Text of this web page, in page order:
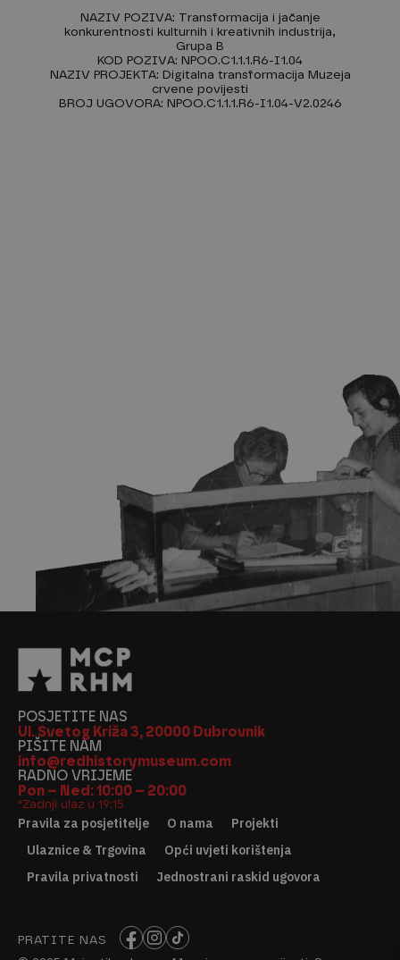
NAZIV POZIVA: Transformacija i jačanje
konkurentnosti kulturnih i kreativnih industrija,
Grupa B
KOD POZIVA: NPOO.C1.1.1.R6-I1.04
NAZIV PROJEKTA: Digitalna transformacija Muzeja
crvene povijesti
BROJ UGOVORA: NPOO.C1.1.1.R6-I1.04-V2.0246
POSJETITE NAS
Ul. Svetog Križa 3, 20000 Dubrovnik
PIŠITE NAM
info@redhistorymuseum.com
RADNO VRIJEME
Pon – Ned: 10:00 – 20:00
*Zadnji ulaz u 19:15
Pravila za posjetitelje O nama
Projekti
Ulaznice & Trgovina
Opći uvjeti korištenja
Pravila privatnosti
Jednostrani raskid ugovora
PRATITE NAS